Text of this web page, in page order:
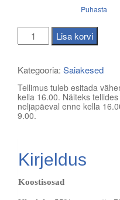
Puhasta
Kaneelirull
90
kogus
Lisa korvi
Kategooria: Saiakesed
Tellimus tuleb esitada
kella 16.00. Näiteks
neljapäeval enne kella
9.00.
Kirjeldus
Koostisosad